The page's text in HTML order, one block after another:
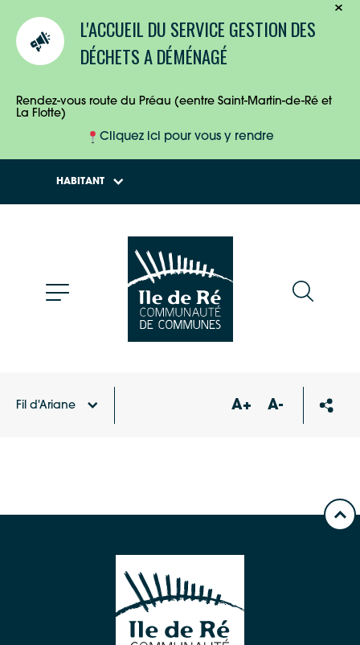
L'ACCUEIL DU SERVICE GESTION DES
DÉCHETS A DÉMÉNAGÉ
Rendez-vous route du Préau (eentre Saint-Martin-de-Ré et
La Flotte)
Cliquez ici pour vous y rendre
HABITANT
ENTREPRISES
Fil d'Ariane A+ A-